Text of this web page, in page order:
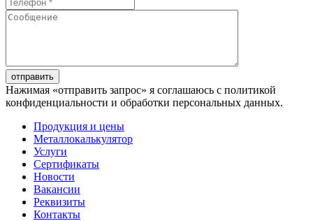
отправить
Нажимая «отправить запрос» я соглашаюсь с политикой
конфиденциальности и обработки персональных данных.
Продукция и цены
Металлокалькулятор
Услуги
Сертификаты
Новости
Вакансии
Реквизиты
Контакты